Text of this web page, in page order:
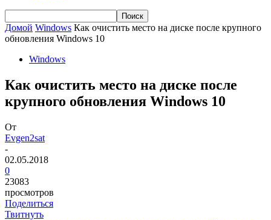
Домой Windows Как очистить место на диске после крупного
обновления Windows 10
Windows
Как очистить место на диске после
крупного обновления Windows 10
От
Evgen2sat
-
02.05.2018
0
23083
просмотров
Поделиться
Твитнуть